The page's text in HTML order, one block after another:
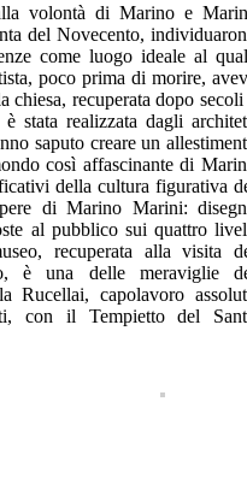
volontà di Marino e
del Novecento,
come luogo ideale al
poco prima di morire,
chiesa, recuperata dopo secoli
stata realizzata dagli
saputo creare un
così affascinante di
della cultura figurativa
di Marino Marini:
al pubblico sui quattro
recuperata alla visita
è una delle meraviglie
Rucellai, capolavoro
con il Tempietto del